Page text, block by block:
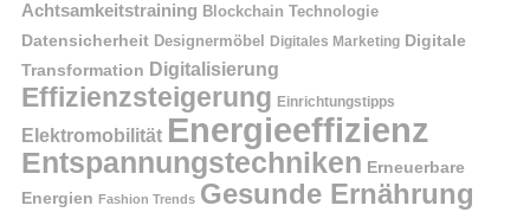
Achtsamkeitstraining Blockchain Technologie
Datensicherheit Designermöbel Digitales Marketing Digitale
Transformation Digitalisierung
Effizienzsteigerung Einrichtungstipps
Elektromobilität Energieeffizienz
Entspannungstechniken Erneuerbare
Energien Fashion Trends Gesunde Ernährung